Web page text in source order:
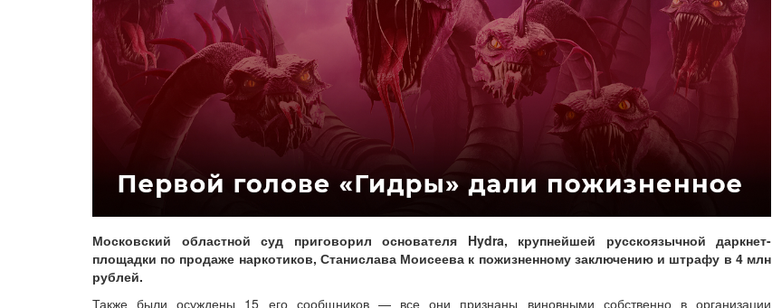
Московский областной суд приговорил основателя Hydra, крупнейшей русскоязычной даркнет-
площадки по продаже наркотиков, Станислава Моисеева к пожизненному заключению и штрафу в 4 млн
рублей.
Также были осуждены 15 его сообщников — все они признаны виновными собственно в организации